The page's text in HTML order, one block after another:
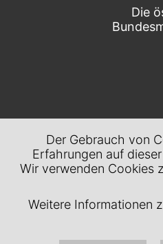
Die
Der Gebrauch von
Erfahrungen auf
Wir verwenden Cookies
Weitere Informationen